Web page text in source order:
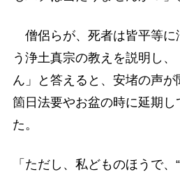
僧侶らが、死者は皆平等に
う浄土真宗の教えを説明し
ん」と答えると、安堵の声
箇日法要やお盆の時に延期し
た。
「ただし、私どものほうで